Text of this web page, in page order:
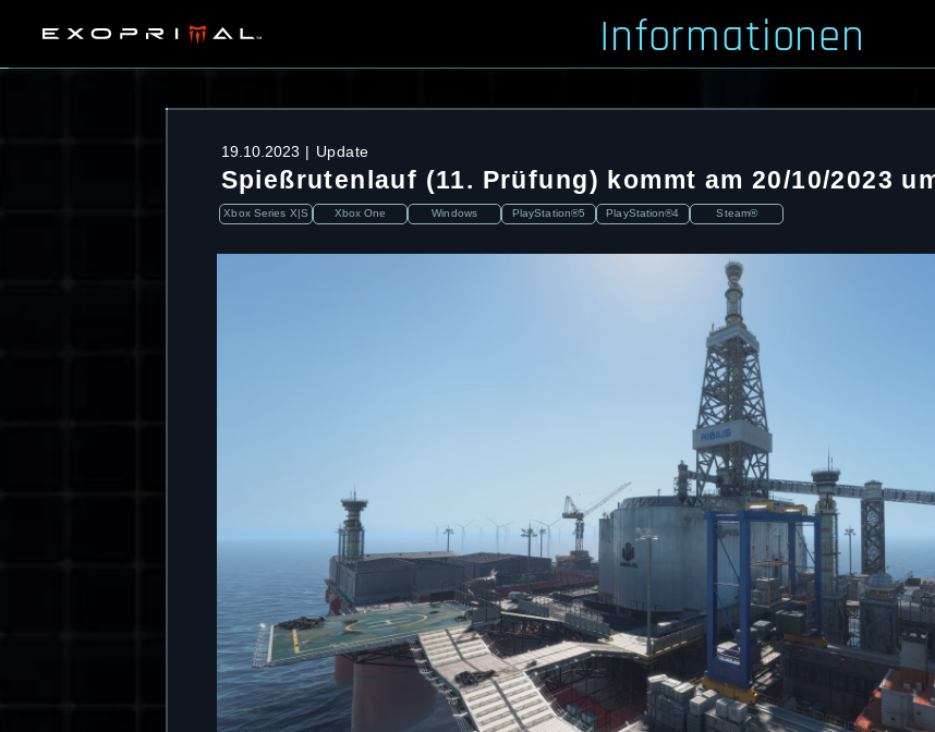
Informationen
19.10.2023 Update
Spießrutenlauf (11. Prüfung) kommt am 20/10/2023
Xbox Series X|S Xbox One Windows PlayStation®5 PlayStation®4 Steam®